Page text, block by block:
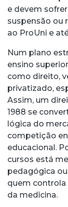
e devem
suspensão ou
ao ProUni e
Num plano
ensino
como direito,
privatizado,
Assim, um
1988 se
lógica do
competição
educacional.
cursos está
pedagógica
quem controla
da medicina.